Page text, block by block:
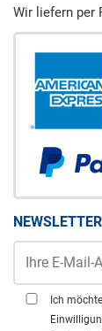
Wir liefern per
NEWSLETTER
Ich